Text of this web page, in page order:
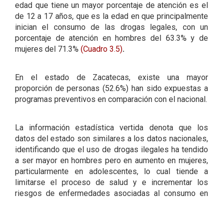
edad que tiene un mayor porcentaje de atención es el
de 12 a 17 años, que es la edad en que principalmente
inician el consumo de las drogas legales, con un
porcentaje de atención en hombres del 63.3% y de
mujeres del 71.3% (Cuadro 3.5).
En el estado de Zacatecas, existe una mayor
proporción de personas (52.6%) han sido expuestas a
programas preventivos en comparación con el nacional.
La información estadística vertida denota que los
datos del estado son similares a los datos nacionales,
identificando que el uso de drogas ilegales ha tendido
a ser mayor en hombres pero en aumento en mujeres,
particularmente en adolescentes, lo cual tiende a
limitarse el proceso de salud y e incrementar los
riesgos de enfermedades asociadas al consumo en